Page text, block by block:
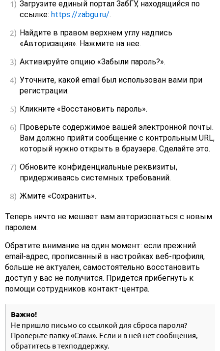
Загрузите единый портал ЗабГУ, находящийся по
ссылке: https://zabgu.ru/.
Найдите в правом верхнем углу надпись
«Авторизация». Нажмите на нее.
Активируйте опцию «Забыли пароль?».
Уточните, какой email был использован вами при
регистрации.
Кликните «Восстановить пароль».
Проверьте содержимое вашей электронной почты.
Вам должно прийти сообщение с контрольным URL,
который нужно открыть в браузере. Сделайте это.
Обновите конфиденциальные реквизиты,
придерживаясь системных требований.
Жмите «Сохранить».
Теперь ничто не мешает вам авторизоваться с новым
паролем.
Обратите внимание на один момент: если прежний
email-адрес, прописанный в настройках веб-профиля,
больше не актуален, самостоятельно восстановить
доступ у вас не получится. Придется прибегнуть к
помощи сотрудников контакт-центра.
Важно!
Не пришло письмо со ссылкой для сброса пароля?
Проверьте папку «Спам». Если и в ней нет сообщения,
обратитесь в техподдержку.